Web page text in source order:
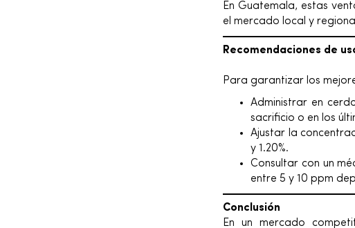
En Guatemala, estas
el mercado local y
Recomendaciones de
Para garantizar los
Administrar en
sacrificio o en los
Ajustar la
y 1.20%.
Consultar con un
entre 5 y 10 ppm
Conclusión
En un mercado